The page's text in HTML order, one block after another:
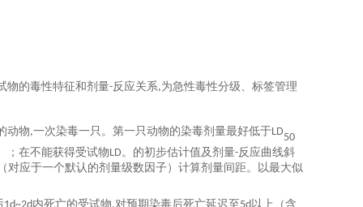
物的毒性特征和剂量-反应关系,为急性毒性分级、标签管理
动物,一次染毒一只。第一只动物的染毒剂量最好低于LD50
；在不能获得受试物LD。的初步估计值及剂量-反应曲线斜
对应于一个默认的剂量级数因子）计算剂量间距。以最大似
内死亡的受试物 对预期染毒后死亡延迟至 以上（含